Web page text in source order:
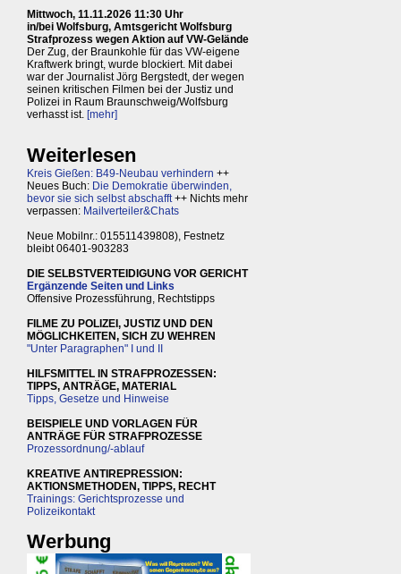
Mittwoch, 11.11.2026 11:30 Uhr
in/bei Wolfsburg, Amtsgericht Wolfsburg
Strafprozess wegen Aktion auf VW-Gelände
Der Zug, der Braunkohle für das VW-eigene
Kraftwerk bringt, wurde blockiert. Mit dabei
war der Journalist Jörg Bergstedt, der wegen
seinen kritischen Filmen bei der Justiz und
Polizei in Raum Braunschweig/Wolfsburg
verhasst ist. [mehr]
Weiterlesen
Kreis Gießen: B49-Neubau verhindern ++
Neues Buch: Die Demokratie überwinden,
bevor sie sich selbst abschafft++ Nichts mehr
verpassen: Mailverteiler&Chats
Neue Mobilnr.: 015511439808), Festnetz
bleibt 06401-903283
DIE SELBSTVERTEIDIGUNG VOR GERICHT
Ergänzende Seiten und Links
Offensive Prozessführung, Rechtstipps
FILME ZU POLIZEI, JUSTIZ UND DEN
MÖGLICHKEITEN, SICH ZU WEHREN
"Unter Paragraphen" I und II
HILFSMITTEL IN STRAFPROZESSEN:
TIPPS, ANTRÄGE, MATERIAL
Tipps, Gesetze und Hinweise
BEISPIELE UND VORLAGEN FÜR
ANTRÄGE FÜR STRAFPROZESSE
Prozessordnung/-ablauf
KREATIVE ANTIREPRESSION:
AKTIONSMETHODEN, TIPPS, RECHT
Trainings: Gerichtsprozesse und
Polizeikontakt
Werbung